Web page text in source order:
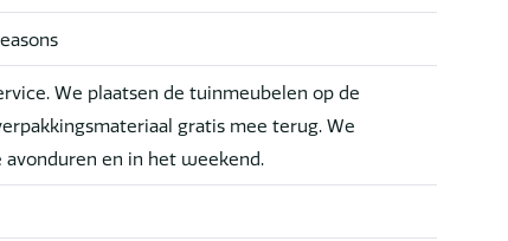
We plaatsen de tuinmeubelen op de
gratis mee terug. We
avonduren en in het weekend.